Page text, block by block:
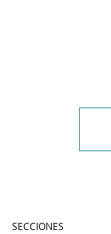
SECCIONES